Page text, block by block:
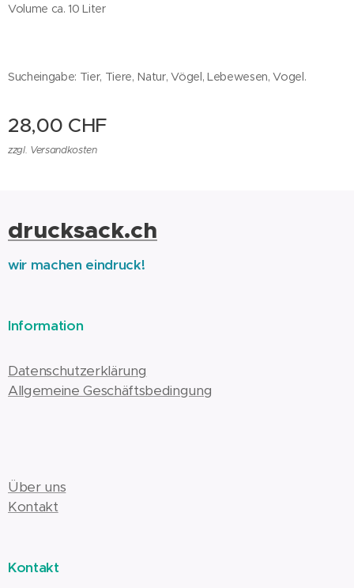
Volume ca. 10 Liter
Sucheingabe: Tier, Tiere, Natur, Vögel, Lebewesen, Vogel.
28,00 CHF
zzgl. Versandkosten
drucksack.ch
wir machen eindruck!
Information
Datenschutzerklärung
Allgemeine Geschäftsbedingung
Über uns
Kontakt
Kontakt